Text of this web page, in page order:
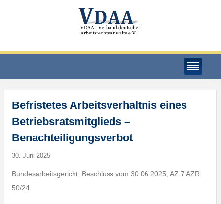
Befristetes Arbeitsverhältnis eines
Betriebsratsmitglieds –
Benachteiligungsverbot
30. Juni 2025
Bundesarbeitsgericht, Beschluss vom 30.06.2025, AZ 7 AZR
50/24